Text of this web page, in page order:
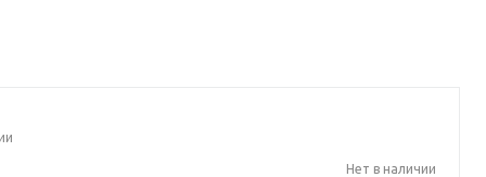
Нет в наличии